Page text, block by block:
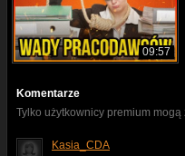
09:57
Komentarze
Tylko użytkownicy premium
Kasia_CDA